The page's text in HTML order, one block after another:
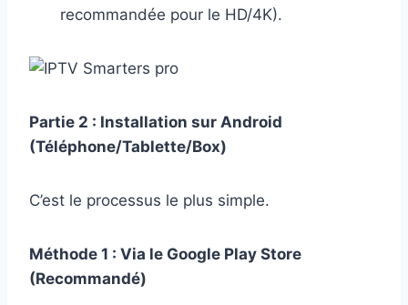
recommandée pour le HD/4K).
Partie 2 : Installation sur Android
(Téléphone/Tablette/Box)
C’est le processus le plus simple.
Méthode 1 : Via le Google Play Store
(Recommandé)